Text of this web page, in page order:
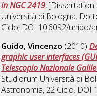
in NGC 2419, [Dissertation
Università di Bologna.
Ciclo. DOI 10.6092/unibo/
Guido, Vincenzo (2010)
graphic user interfaces
Telescopio Nazionale
Studiorum Università di
Astronomia, 22 Ciclo.